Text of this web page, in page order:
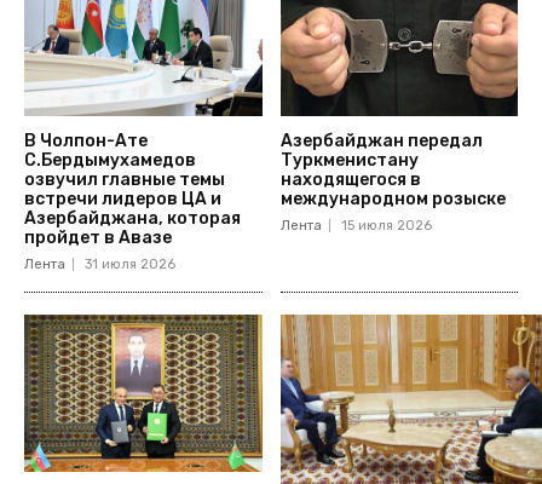
В Чолпон-Ате
С.Бердымухамедов
озвучил главные темы
встречи лидеров ЦА и
Азербайджана, которая
пройдет в Авазе
Лента 31 июля 2026
Азербайджан передал
Туркменистану
находящегося в
международном розыске
Лента 15 июля 2026